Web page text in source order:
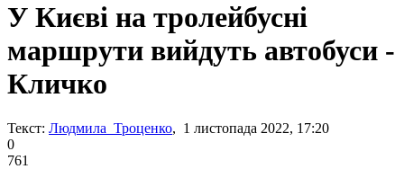
У Києві на тролейбусні
маршрути вийдуть автобуси -
Кличко
Текст: Людмила Троценко, 1 листопада 2022, 17:20
0
761